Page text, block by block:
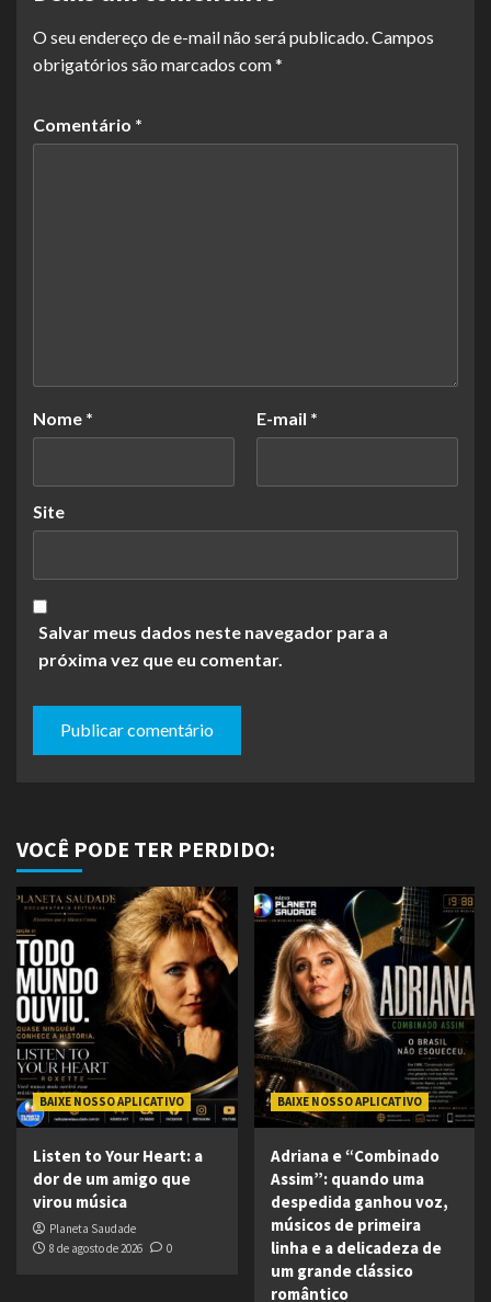
O seu endereço de e-mail não será publicado. Campos
obrigatórios são marcados com*
Comentário *
Nome * E-mail *
Site
Salvar meus dados neste navegador para a
próxima vez que eu comentar.
VOCÊ PODE TER PERDIDO:
BAIXE NOSSO APLICATIVO
Listen to Your Heart: a
dor de um amigo que
virou música
Planeta Saudade
8 de agosto de 2026
0
BAIXE NOSSO APLICATIVO
Adriana e “Combinado
Assim”: quando uma
despedida ganhou voz,
músicos de primeira
linha e a delicadeza de
um grande clássico
romântico